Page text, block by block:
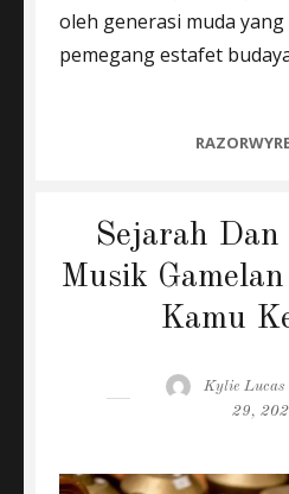
oleh generasi muda
pemegang estafet
CATEGORIES
Sejarah
Musik
Kamu
Author
Kylie Lucas
29,